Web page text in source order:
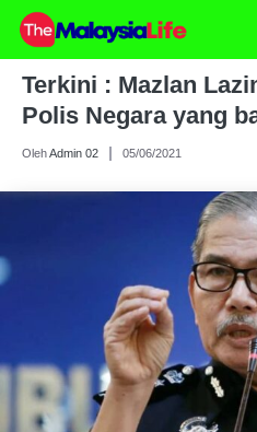
Skip
content
Terkini : Mazlan
Polis Negara yang
OlehAdmin 02 05/06/2021